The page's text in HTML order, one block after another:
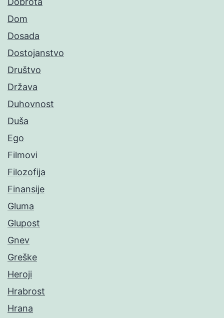
Dom
Dosada
Dostojanstvo
Društvo
Država
Duhovnost
Duša
Ego
Filmovi
Filozofija
Finansije
Gluma
Glupost
Gnev
Greške
Heroji
Hrabrost
Hrana